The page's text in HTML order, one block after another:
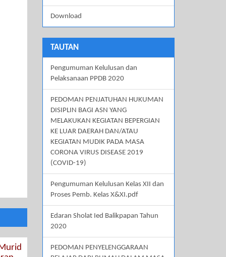
Download
TAUTAN
Pengumuman Kelulusan dan
Pelaksanaan PPDB 2020
PEDOMAN PENJATUHAN HUKUMAN
DISIPLIN BAGI ASN YANG
MELAKUKAN KEGIATAN BEPERGIAN
KE LUAR DAERAH DAN/ATAU
KEGIATAN MUDIK PADA MASA
CORONA VIRUS DISEASE 2019
(COVID-19)
Pengumuman Kelulusan Kelas XII dan
Proses Pemb. Kelas X&XI.pdf
Edaran Sholat Ied Balikpapan Tahun
2020
PEDOMAN PENYELENGGARAAN